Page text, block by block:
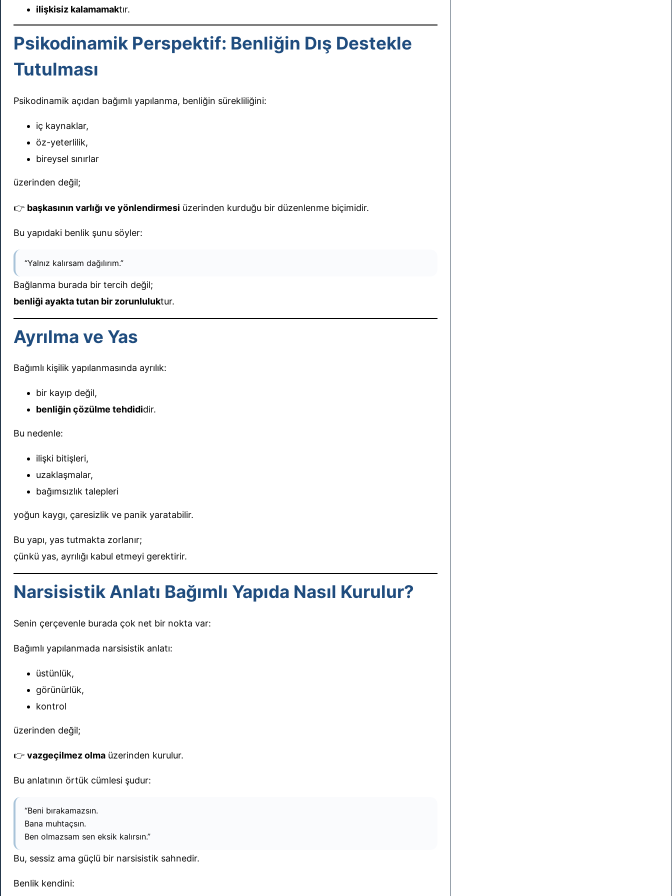
ilişkisiz kalamamaktır.
Psikodinamik Perspektif: Benliğin Dış Destekle
Tutulması
Psikodinamik açıdan bağımlı yapılanma, benliğin sürekliliğini:
iç kaynaklar,
öz-yeterlilik,
bireysel sınırlar
üzerinden değil;
👉 başkasının varlığı ve yönlendirmesi üzerinden kurduğu bir düzenlenme biçimidir.
Bu yapıdaki benlik şunu söyler:
“Yalnız kalırsam dağılırım.”
Bağlanma burada bir tercih değil;
benliği ayakta tutan bir zorunluluktur.
Ayrılma ve Yas
Bağımlı kişilik yapılanmasında ayrılık:
bir kayıp değil,
benliğin çözülme tehdididir.
Bu nedenle:
ilişki bitişleri,
uzaklaşmalar,
bağımsızlık talepleri
yoğun kaygı, çaresizlik ve panik yaratabilir.
Bu yapı, yas tutmakta zorlanır;
çünkü yas, ayrılığı kabul etmeyi gerektirir.
Narsisistik Anlatı Bağımlı Yapıda Nasıl Kurulur?
Senin çerçevenle burada çok net bir nokta var:
Bağımlı yapılanmada narsisistik anlatı:
üstünlük,
görünürlük,
kontrol
üzerinden değil;
👉 vazgeçilmez olma üzerinden kurulur.
Bu anlatının örtük cümlesi şudur:
“Beni bırakamazsın.
Bana muhtaçsın.
Ben olmazsam sen eksik kalırsın.”
Bu, sessiz ama güçlü bir narsisistik sahnedir.
Benlik kendini: